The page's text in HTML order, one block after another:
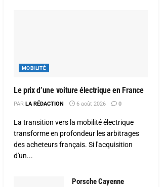
MOBILITÉ
Le prix d’une voiture électrique en France
PAR LA RÉDACTION 6 août 2026 0
La transition vers la mobilité électrique
transforme en profondeur les arbitrages
des acheteurs français. Si l'acquisition
d'un...
Porsche Cayenne